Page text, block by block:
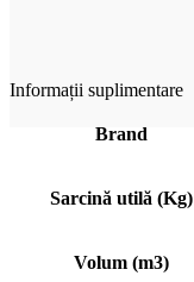
Informații suplimentare
Brand
Sarcină utilă (Kg)
Volum (m3)